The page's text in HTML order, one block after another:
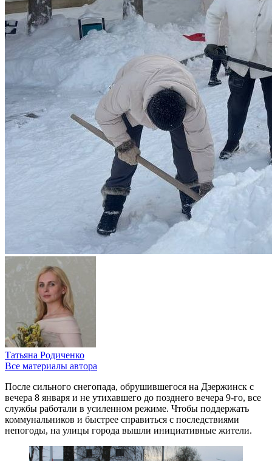
Татьяна Родиченко
Все материалы автора
После сильного снегопада, обрушившегося на Дзержинск с
вечера 8 января и не утихавшего до позднего вечера 9-го, все
службы работали в усиленном режиме. Чтобы поддержать
коммунальников и быстрее справиться с последствиями
непогоды, на улицы города вышли инициативные жители.